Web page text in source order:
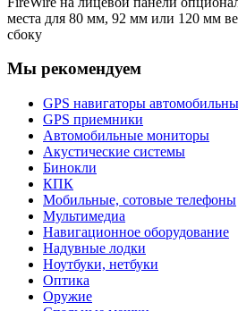
места для 80 мм, 92 мм или 120 мм
сбоку
Мы рекомендуем
GPS навигаторы
GPS приемники
Автомобильные мониторы
Акустические системы
Бинокли
КПК
Мобильные, сотовые телефоны
Мультимедиа
Навигационное оборудование
Надувные лодки
Ноутбуки, нетбуки
Оптика
Оружие